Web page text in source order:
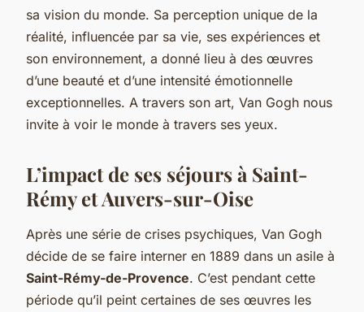
sa vision du monde. Sa perception unique de la
réalité, influencée par sa vie, ses expériences et
son environnement, a donné lieu à des œuvres
d’une beauté et d’une intensité émotionnelle
exceptionnelles. A travers son art, Van Gogh nous
invite à voir le monde à travers ses yeux.
L’impact de ses séjours à Saint-
Rémy et Auvers-sur-Oise
Après une série de crises psychiques, Van Gogh
décide de se faire interner en 1889 dans un asile à
Saint-Rémy-de-Provence. C’est pendant cette
période qu’il peint certaines de ses œuvres les